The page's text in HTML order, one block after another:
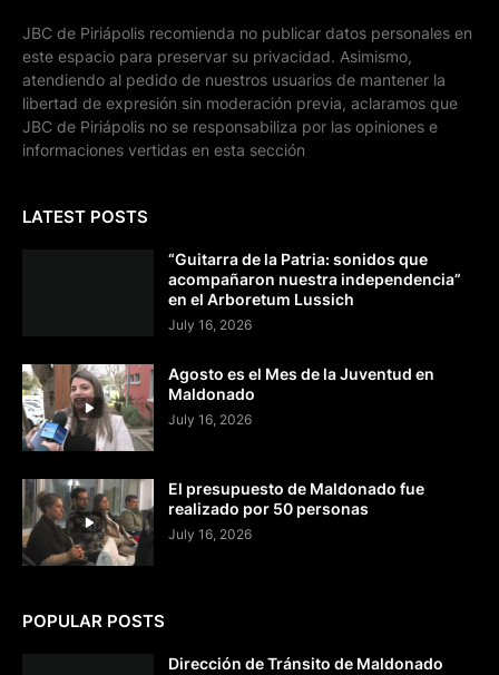
JBC de Piriápolis recomienda no publicar datos personales en
este espacio para preservar su privacidad. Asimismo,
atendiendo al pedido de nuestros usuarios de mantener la
libertad de expresión sin moderación previa, aclaramos que
JBC de Piriápolis no se responsabiliza por las opiniones e
informaciones vertidas en esta sección
LATEST POSTS
“Guitarra de la Patria: sonidos que
acompañaron nuestra independencia”
en el Arboretum Lussich
July 16, 2026
Agosto es el Mes de la Juventud en
Maldonado
July 16, 2026
El presupuesto de Maldonado fue
realizado por 50 personas
July 16, 2026
POPULAR POSTS
Dirección de Tránsito de Maldonado